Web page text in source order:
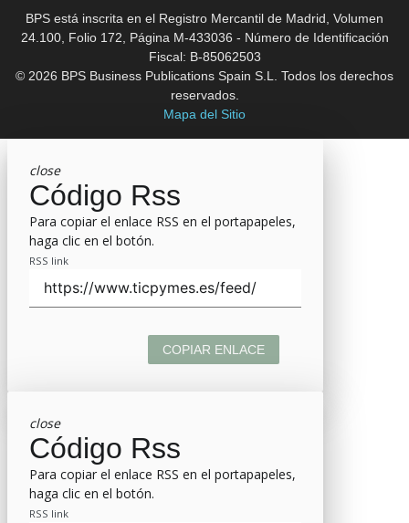
BPS está inscrita en el Registro Mercantil de Madrid, Volumen
24.100, Folio 172, Página M-433036 - Número de Identificación
Fiscal: B-85062503
© 2026 BPS Business Publications Spain S.L. Todos los derechos
reservados.
Mapa del Sitio
close
Código Rss
Para copiar el enlace RSS en el portapapeles,
haga clic en el botón.
RSS link
COPIAR ENLACE
close
Código Rss
Para copiar el enlace RSS en el portapapeles,
haga clic en el botón.
RSS link